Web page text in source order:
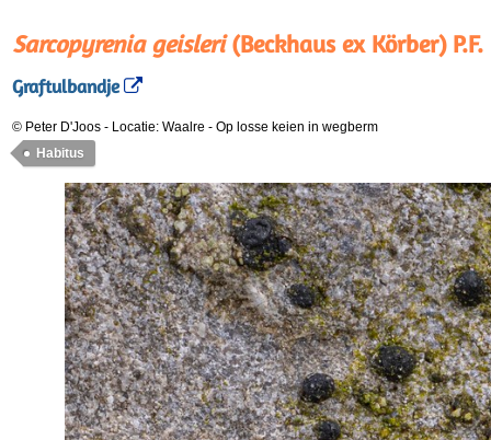
Sarcopyrenia geisleri(Beckhaus ex Körber) P.F.
Graftulbandje
© Peter D'Joos - Locatie: Waalre - Op losse keien in wegberm
Habitus